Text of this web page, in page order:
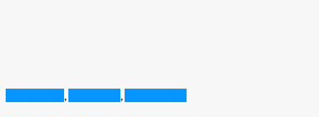
, ,